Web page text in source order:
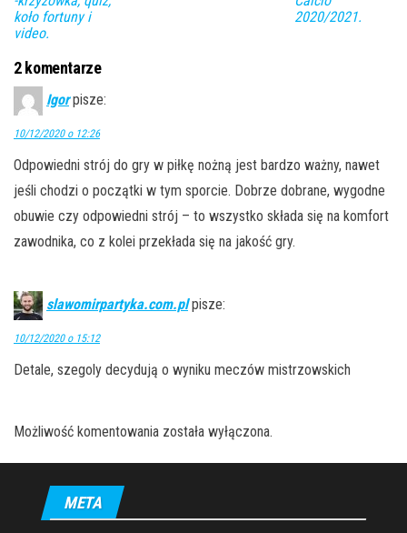
koło fortuny i
video.
2020/2021.
2 komentarze
Igor pisze:
10/12/2020 o 12:26
Odpowiedni strój do gry w piłkę nożną jest bardzo ważny, nawet
jeśli chodzi o początki w tym sporcie. Dobrze dobrane, wygodne
obuwie czy odpowiedni strój – to wszystko składa się na komfort
zawodnika, co z kolei przekłada się na jakość gry.
slawomirpartyka.com.pl pisze:
10/12/2020 o 15:12
Detale, szegoly decydują o wyniku meczów mistrzowskich
Możliwość komentowania została wyłączona.
META